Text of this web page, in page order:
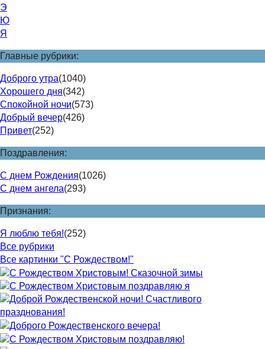
Э
Ю
Я
Главные рубрики:
Доброго утра(1040)
Хорошего дня(342)
Спокойной ночи(573)
Добрый вечер(426)
Привет(252)
Поздравления:
С днем Рождения(1026)
С днем ангела(293)
Признания:
Я люблю тебя!(252)
Все рубрики
Все картинки "С Рождеством!"